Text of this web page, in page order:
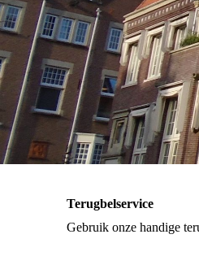
Terugbelservice
Gebruik onze handige